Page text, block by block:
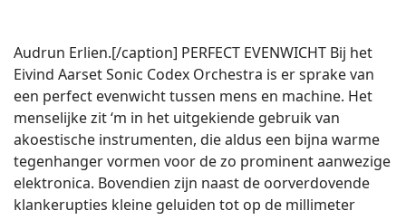
Audrun Erlien.[/caption] PERFECT EVENWICHT Bij het
Eivind Aarset Sonic Codex Orchestra is er sprake van
een perfect evenwicht tussen mens en machine. Het
menselijke zit ‘m in het uitgekiende gebruik van
akoestische instrumenten, die aldus een bijna warme
tegenhanger vormen voor de zo prominent aanwezige
elektronica. Bovendien zijn naast de oorverdovende
klankerupties kleine geluiden tot op de millimeter